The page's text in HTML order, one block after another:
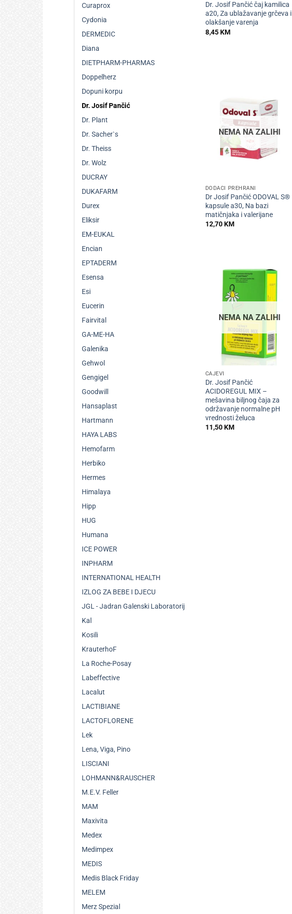
Curaprox
Cydonia
DERMEDIC
Diana
DIETPHARM-PHARMAS
Doppelherz
Dopuni korpu
Dr. Josif Pančić
Dr. Plant
Dr. Sacher`s
Dr. Theiss
Dr. Wolz
DUCRAY
DUKAFARM
Durex
Eliksir
EM-EUKAL
Encian
EPTADERM
Esensa
Esi
Eucerin
Fairvital
GA-ME-HA
Galenika
Gehwol
Gengigel
Goodwill
Hansaplast
Hartmann
HAYA LABS
Hemofarm
Herbiko
Hermes
Himalaya
Hipp
HUG
Humana
ICE POWER
INPHARM
INTERNATIONAL HEALTH
IZLOG ZA BEBE I DJECU
JGL - Jadran Galenski Laboratorij
Kal
Kosili
KrauterhoF
La Roche-Posay
Labeffective
Lacalut
LACTIBIANE
LACTOFLORENE
Lek
Lena, Viga, Pino
LISCIANI
LOHMANN&RAUSCHER
M.E.V. Feller
MAM
Maxivita
Medex
Medimpex
MEDIS
Medis Black Friday
MELEM
Merz Spezial
Dr. Josif Pančić čaj kamilica
a20, Za ublažavanje grčeva i
olakšanje varenja
8,45KM
NEMA NA ZALIHI
DODACI PREHRANI
Dr Josif Pančić ODOVAL S®
kapsule a30, Na bazi
matičnjaka i valerijane
12,70KM
NEMA NA ZALIHI
ČAJEVI
Dr. Josif Pančić
ACIDOREGUL MIX –
mešavina biljnog čaja za
održavanje normalne pH
vrednosti želuca
11,50KM